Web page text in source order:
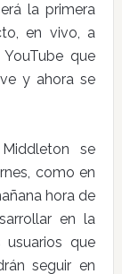
la primera
en vivo, a
que
y ahora se
se
como en
hora de
en la
que
seguir en